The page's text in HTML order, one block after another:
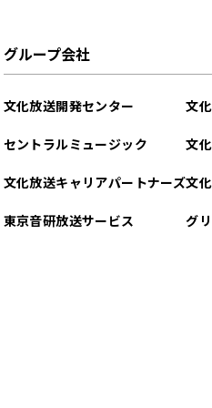
グループ会社
文化放送開発センター
セントラルミュージック
文化放送キャリアパートナーズ
東京音研放送サービス
文
文
文
グ